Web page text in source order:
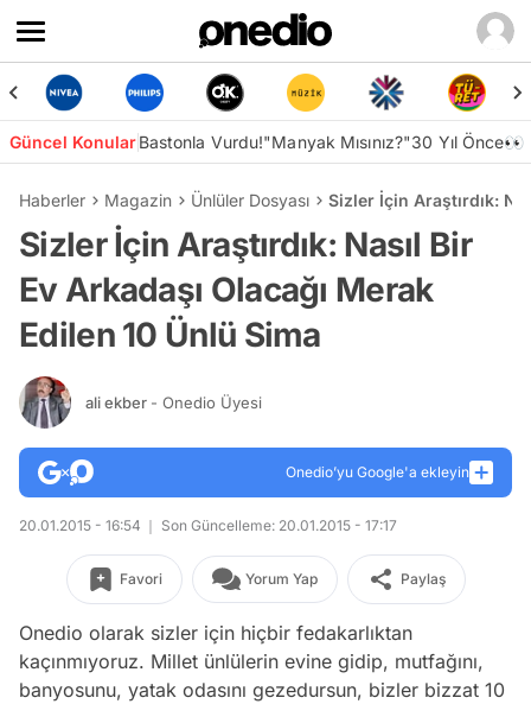
Güncel KonularBastonla Vurdu!"Manyak Mısınız?"30 Yıl Önce👀
Haberler Magazin Ünlüler Dosyası Sizler İçin Araştırdık:
Sizler İçin Araştırdık: Nasıl Bir
Ev Arkadaşı Olacağı Merak
Edilen 10 Ünlü Sima
ali ekber - Onedio Üyesi
Onedio’yu Google'a ekleyin
20.01.2015 - 16:54 Son Güncelleme: 20.01.2015 - 17:17
Favori Yorum Yap Paylaş
Onedio olarak sizler için hiçbir fedakarlıktan
kaçınmıyoruz. Millet ünlülerin evine gidip, mutfağını,
banyosunu, yatak odasını gezedursun, bizler bizzat 10